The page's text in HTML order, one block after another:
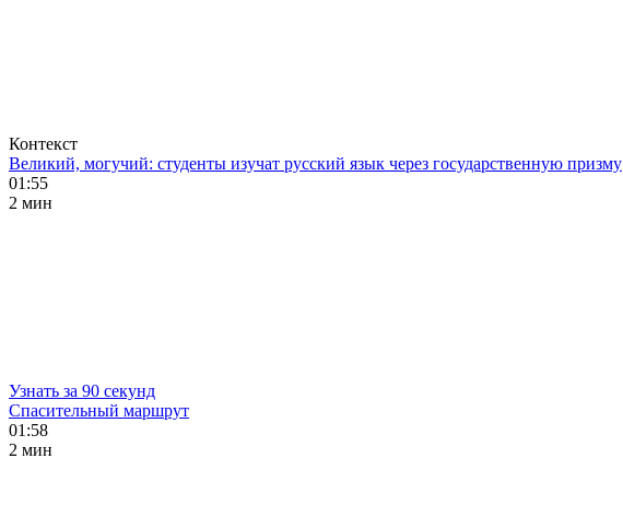
Контекст
Великий, могучий: студенты изучат русский язык через государственную призму
01:55
2 мин
Узнать за 90 секунд
Спасительный маршрут
01:58
2 мин